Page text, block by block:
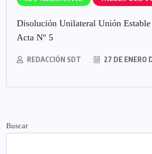
Disolución Unilateral Unión Estable
Acta Nº 5
REDACCIÓN SDT 27 DE ENERO
Buscar